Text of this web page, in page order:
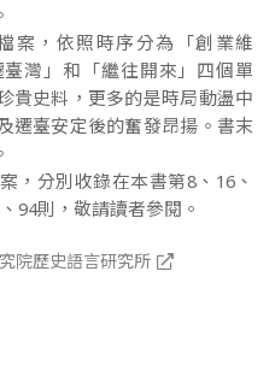
案，依照時序分為「創業維
灣」和「繼往開來」四個單
貴史料，更多的是時局動盪中
遷臺安定後的奮發昂揚。書末
，分別收錄在本書第8、16、
94則，敬請讀者參閱。
院歷史語言研究所